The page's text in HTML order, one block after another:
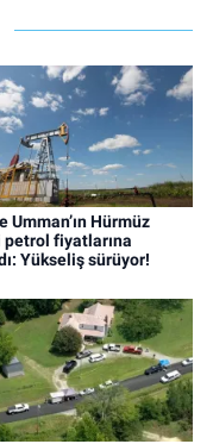
Umman’ın Hürmüz
fiyatlarına
Yükseliş sürüyor!